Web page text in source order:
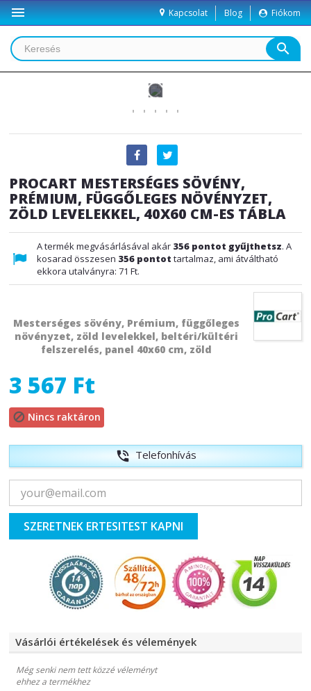
 Kapcsolat Blog Fiókom
search
PROCART MESTERSÉGES SÖVÉNY,
PRÉMIUM, FÜGGŐLEGES NÖVÉNYZET,
ZÖLD LEVELEKKEL, 40X60 CM-ES TÁBLA
A termék megvásárlásával akár 356 pontot gyűjthetsz. A
kosarad összesen 356 pontot tartalmaz, ami átváltható
ekkora utalványra: 71 Ft.
Mesterséges sövény, Prémium, függőleges
növényzet, zöld levelekkel, beltéri/kültéri
felszerelés, panel 40x60 cm, zöld
3 567 Ft
 Nincs raktáron
phone_in_talk Telefonhívás
SZERETNEK ERTESITEST KAPNI
Vásárlói értékelések és vélemények
Még senki nem tett közzé véleményt
ehhez a termékhez